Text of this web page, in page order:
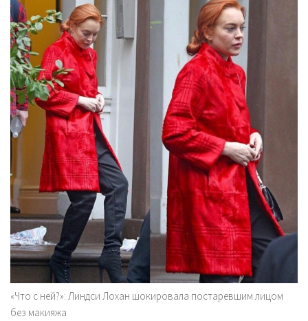
«Что с ней?»: Линдси Лохан шокировала постаревшим лицом
без макияжа